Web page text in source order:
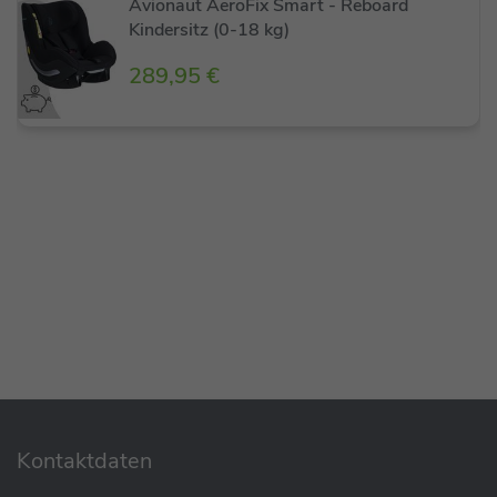
Der Avionaut AeroFIX RWF AirFlow von 0-4 Jahren
rückwärtsgerichtet unterwegs
verhindert. Im Winter hingegen umhülle ich Euer
Isolierschicht, die für angenehme Temperaturen
Avionaut AeroFix Smart - Reboard
Kindersitz (0-18 kg)
289,95 €
Kontaktdaten